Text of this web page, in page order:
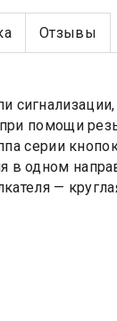
Отзывы
помощи
серии
в одном
—